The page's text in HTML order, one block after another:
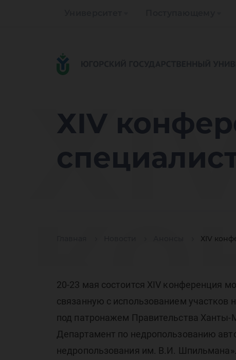
ХIV
ХIV
20-23 мая состоится ХIV конференция
связанную с использованием участков
под патронажем Правительства
Департамент по недропользованию
недропользования им. В.И. Шпильмана».